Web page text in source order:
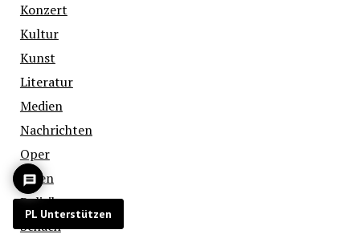
Konzert
Kultur
Kunst
Literatur
Medien
Nachrichten
Oper
Polen
Politik
Schach
PL Unterstützen